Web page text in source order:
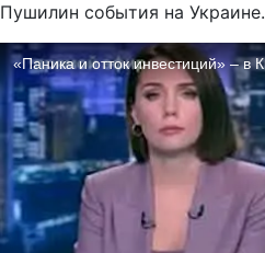
Пушилин события на Украине.